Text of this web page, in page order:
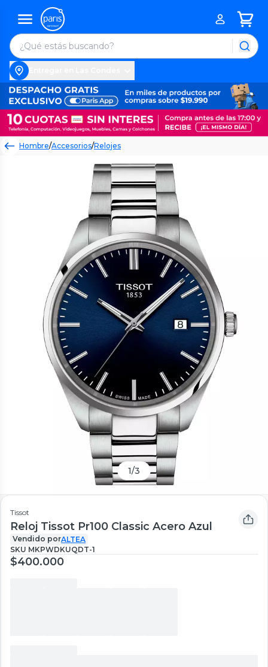
Hombre/Accesorios/Relojes
1/3
Tissot
Reloj Tissot Pr100 Classic Acero Azul
Vendido porALTEA
SKU MKPWDKUQDT-1
$400.000